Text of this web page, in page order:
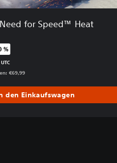
Need for Speed™ Heat
dem Originalpreis von €69,99
%
€69,99
den Einkaufswagen